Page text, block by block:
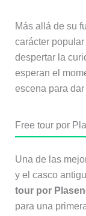
Más allá de su
carácter
despertar la
esperan el
escena para dar
Free tour por
Una de las
y el casco
tour por
para una